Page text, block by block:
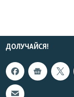
ДОЛУЧАЙСЯ!